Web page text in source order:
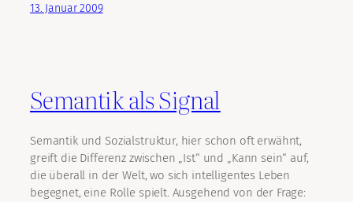
13. Januar 2009
Semantik als Signal
Semantik und Sozialstruktur, hier schon oft erwähnt,
greift die Differenz zwischen „Ist“ und „Kann sein“ auf,
die überall in der Welt, wo sich intelligentes Leben
begegnet, eine Rolle spielt. Ausgehend von der Frage: